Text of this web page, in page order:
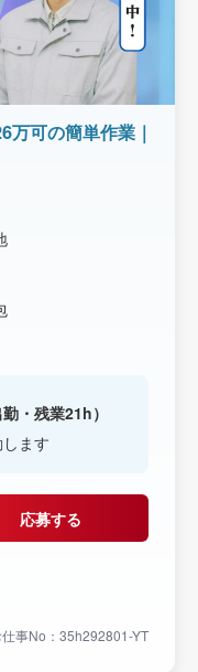
万可の簡単作業｜
勤・残業21h）
ます
応募する
仕事No：35h292801-YT